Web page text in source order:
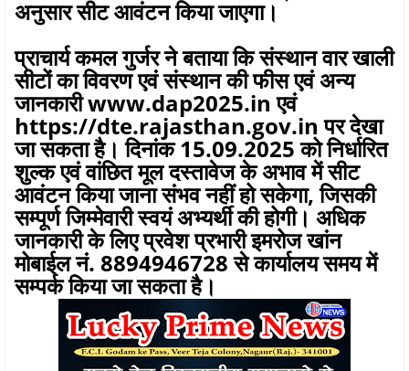
अनुसार सीट आवंटन किया जाएगा।
प्राचार्य कमल गुर्जर ने बताया कि संस्थान वार खाली
सीटों का विवरण एवं संस्थान की फीस एवं अन्य
जानकारी www.dap2025.in एवं
https://dte.rajasthan.gov.in पर देखा
जा सकता है। दिनांक 15.09.2025 को निर्धारित
शुल्क एवं वांछित मूल दस्तावेज के अभाव में सीट
आवंटन किया जाना संभव नहीं हो सकेगा, जिसकी
सम्पूर्ण जिम्मेवारी स्वयं अभ्यर्थी की होगी। अधिक
जानकारी के लिए प्रवेश प्रभारी इमरोज खांन
मोबाईल नं. 8894946728 से कार्यालय समय में
सम्पर्क किया जा सकता है।